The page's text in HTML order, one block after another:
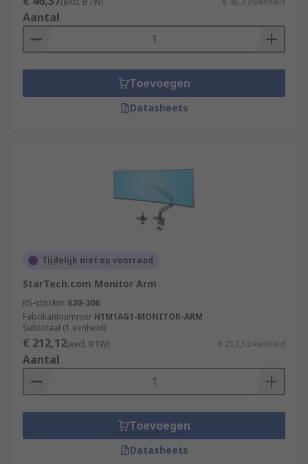
Aantal
Toevoegen
Datasheets
Tijdelijk niet op voorraad
StarTech.com Monitor Arm
RS-stocknr. 630-306
Fabrikantnummer H1M1AG1-MONITOR-ARM
Subtotaal (1 eenheid)
€ 212,12(excl. BTW) € 212,12/eenheid
Aantal
Toevoegen
Datasheets